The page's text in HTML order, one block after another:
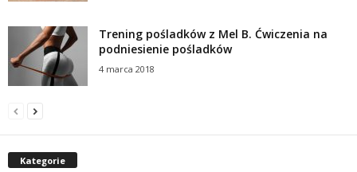
Trening pośladków z Mel B. Ćwiczenia na
podniesienie pośladków
4 marca 2018
Kategorie